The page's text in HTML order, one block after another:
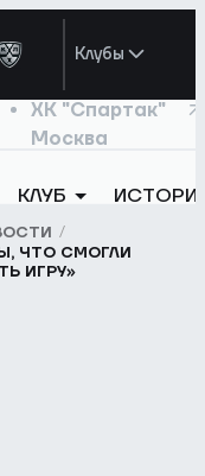
Клубы
ХК "Спартак"
Москва
КЛУБ
ЧТО СМОГЛИ
ИГРУ»